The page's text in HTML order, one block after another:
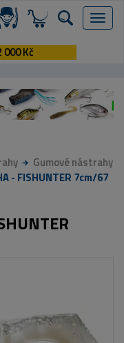
Menu
Kč
Gumové nástrahy
- FISHUNTER 7cm/67